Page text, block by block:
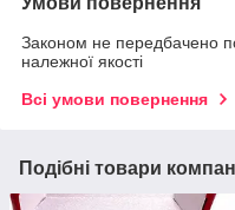
Законом не передбачено
належної якості
Всі умови повернення
Подібні товари